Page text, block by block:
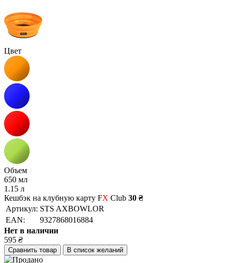
Цвет
Объем
650 мл
1.15 л
Кешбэк на клубную карту FX Club 30 ₴
Артикул: STS AXBOWLOR
EAN:
9327868016884
Нет в наличии
595 ₴
Сравнить товар В список желаний